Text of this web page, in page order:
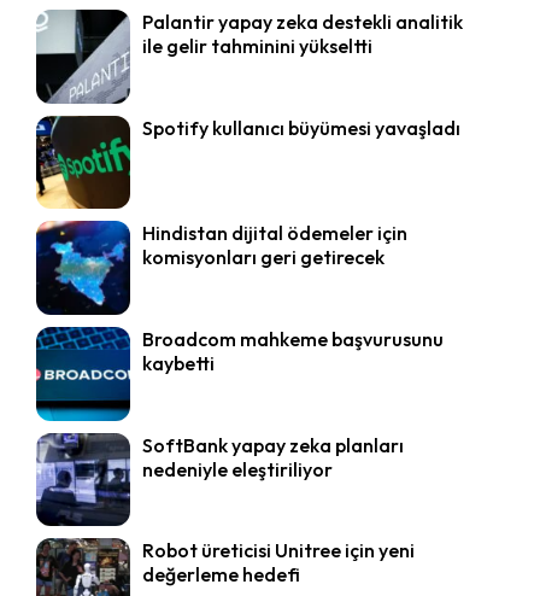
Palantir yapay zeka destekli analitik
ile gelir tahminini yükseltti
Spotify kullanıcı büyümesi yavaşladı
Hindistan dijital ödemeler için
komisyonları geri getirecek
Broadcom mahkeme başvurusunu
kaybetti
SoftBank yapay zeka planları
nedeniyle eleştiriliyor
Robot üreticisi Unitree için yeni
değerleme hedefi